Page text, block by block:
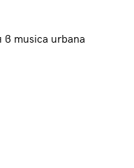
musica urbana